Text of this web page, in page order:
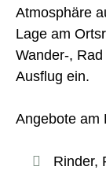
Atmosphäre
Lage am
Wander-,
Ausflug ein.
Angebote am
Rinder,